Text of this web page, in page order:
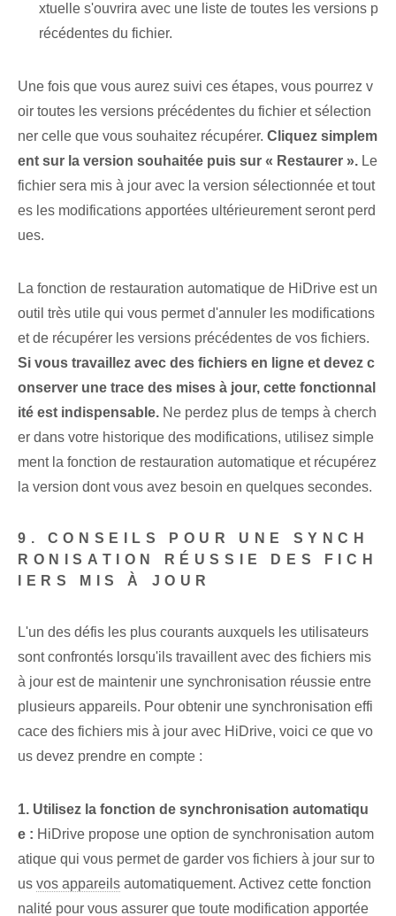
xtuelle s'ouvrira avec une liste de toutes les versions p
récédentes du fichier.
Une fois que vous aurez suivi ces étapes, vous pourrez v
oir toutes les versions précédentes du fichier et sélection
ner celle que vous souhaitez récupérer. Cliquez simplem
ent sur la version souhaitée puis sur « Restaurer ». Le
fichier sera mis à jour avec la version sélectionnée et tout
es les modifications apportées ultérieurement seront perd
ues.
La fonction de restauration automatique de HiDrive est un
outil très utile qui vous permet d'annuler les modifications
et de récupérer les versions précédentes de vos fichiers.
Si vous travaillez avec des fichiers en ligne et devez c
onserver une trace des mises à jour, cette fonctionnal
ité est indispensable. Ne perdez plus de temps à cherch
er dans votre historique des modifications, utilisez simple
ment la fonction de restauration automatique et récupérez
la version dont vous avez besoin en quelques secondes.
9.​ CONSEILS POUR UNE SYNCH
RONISATION RÉUSSIE DES FICH
IERS MIS À JOUR
L'un des défis les plus courants auxquels les utilisateurs
sont confrontés lorsqu'ils travaillent avec des fichiers mis
à jour est de maintenir une synchronisation réussie entre
plusieurs appareils. Pour obtenir une synchronisation effi
cace des fichiers mis à jour avec HiDrive, voici ce que vo
us devez prendre en compte :
1. Utilisez la fonction de synchronisation automatiqu
e : HiDrive propose une option de synchronisation autom
atique‍ qui vous permet‌ de garder vos fichiers‌ à jour sur to
us vos appareils automatiquement. Activez cette fonction
nalité ⁤pour vous assurer ⁤que toute modification⁣ apportée